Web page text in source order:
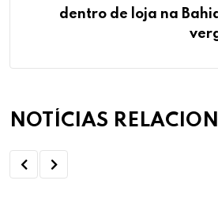
dentro de loja na
NOTÍCIAS